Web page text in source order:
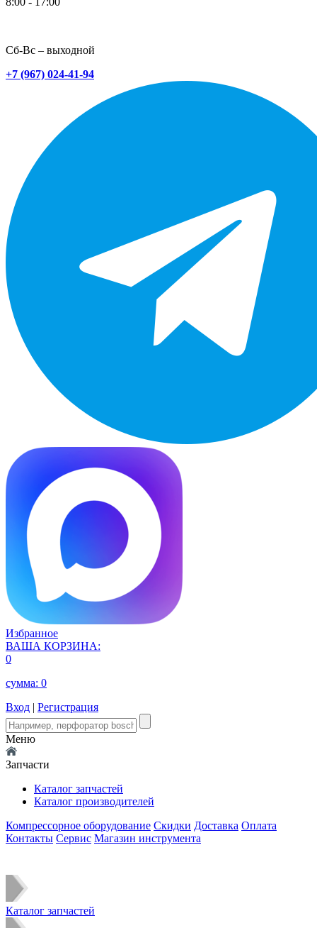
Сб-Вс – выходной
+7 (967) 024-41-94
Избранное
ВАША КОРЗИНА:
0
сумма: 0
Вход | Регистрация
Меню
Запчасти
Каталог запчастей
Каталог производителей
Компрессорное оборудование Скидки Доставка Оплата
Контакты Сервис Магазин инструмента
Каталог запчастей